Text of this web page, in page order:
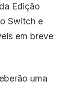
Edição
Switch e
em breve
uma